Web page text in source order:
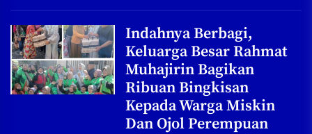
Indahnya Berbagi,
Keluarga Besar Rahmat
Muhajirin Bagikan
Ribuan Bingkisan
Kepada Warga Miskin
Dan Ojol Perempuan